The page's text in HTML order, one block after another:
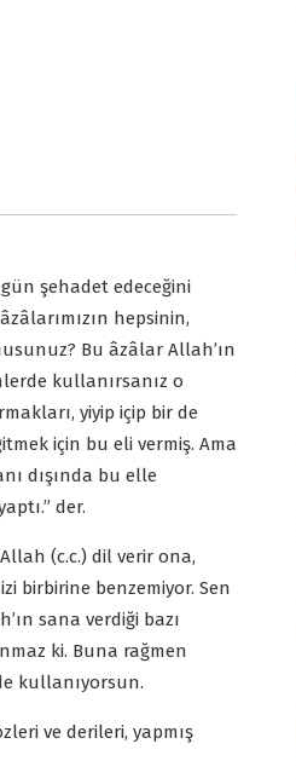
şehadet edeceğini
hepsinin,
Bu âzâlar Allah’ın
kullanırsanız o
yiyip içip bir de
için bu eli vermiş. Ama
dışında bu elle
der.
(c.c.) dil verir ona,
birbirine benzemiyor. Sen
sana verdiği bazı
ki. Buna rağmen
kullanıyorsun.
ve derileri, yapmış